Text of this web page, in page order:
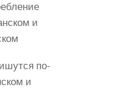
и
по-
и